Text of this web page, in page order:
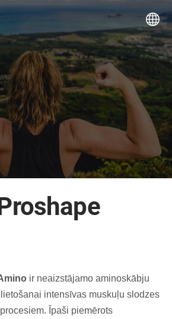
ir neaizstājamo aminoskābju
intensīvas muskuļu slodzes
Īpaši piemērots